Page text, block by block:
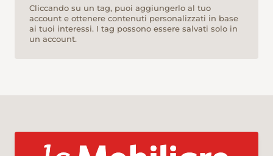
Cliccando su un tag, puoi aggiungerlo al tuo
account e ottenere contenuti personalizzati in base
ai tuoi interessi. I tag possono essere salvati solo in
un account.